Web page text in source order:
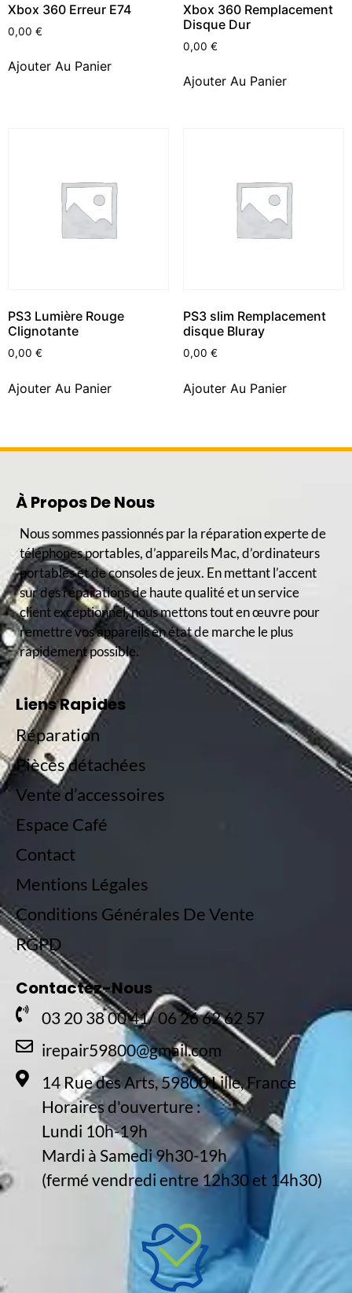
Xbox 360 Erreur E74
0,00 €
Ajouter Au Panier
Xbox 360 Remplacement
Disque Dur
0,00 €
Ajouter Au Panier
PS3 Lumière Rouge
Clignotante
0,00 €
Ajouter Au Panier
PS3 slim Remplacement
disque Bluray
0,00 €
Ajouter Au Panier
À Propos De Nous
Nous sommes passionnés par la réparation experte de
téléphones portables, d’appareils Mac, d’ordinateurs
portables et de consoles de jeux. En mettant l’accent
sur des réparations de haute qualité et un service
client exceptionnel, nous mettons tout en œuvre pour
remettre vos appareils en état de marche le plus
rapidement possible.
Liens Rapides
Réparation
Pièces détachées
Vente d’accessoires
Espace Café
Contact
Mentions Légales
Conditions Générales De Vente
RGPD
Contactez-Nous
03 20 38 00 41/ 06 26 62 62 57
irepair59800@gmail.com
14 Rue des Arts, 59800 Lille, France
Horaires d'ouverture :
Lundi 10h-19h
Mardi à Samedi 9h30-19h
(fermé vendredi entre 12h30 et 14h30)